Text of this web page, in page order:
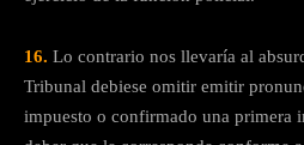
16. Lo contrario nos llevaría al
Tribunal debiese omitir emitir
impuesto o confirmado una primera